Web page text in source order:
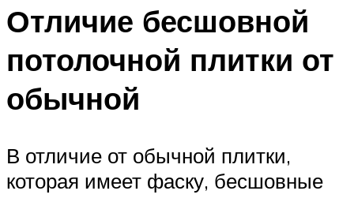
Отличие бесшовной
потолочной плитки от
обычной
В отличие от обычной плитки,
которая имеет фаску, бесшовные